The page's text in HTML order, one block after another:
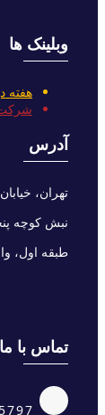
وبلینک ها
هفته
شرکت
آدرس
تهران،
نبش کوچه
طبقه اول، واحد 1،
تماس با ما